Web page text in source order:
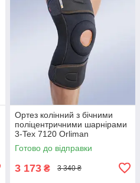
Ортез колінний з бічними
поліцентричними шарнірами
3-Tex 7120 Orliman
Готово до відправки
3 173 ₴ 3 340 ₴